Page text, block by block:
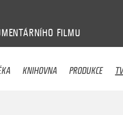
FILMU
KNIHOVNA PRODUKCE